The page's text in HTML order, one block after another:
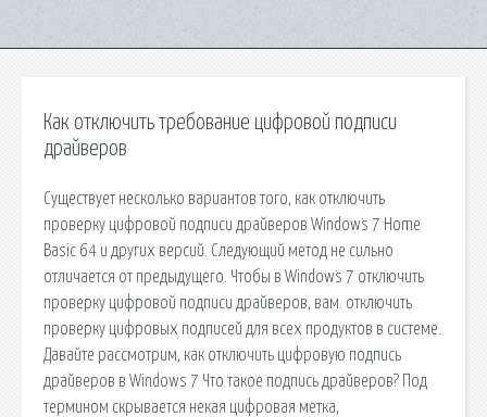
Как отключить требование цифровой подписи
драйверов
Существует несколько вариантов того, как отключить
проверку цифровой подписи драйверов Windows 7 Home
Basic 64 и других версий. Следующий метод не сильно
отличается от предыдущего. Чтобы в Windows 7 отключить
проверку цифровой подписи драйверов, вам. отключить
проверку цифровых подписей для всех продуктов в системе.
Давайте рассмотрим, как отключить цифровую подпись
драйверов в Windows 7 Что такое подпись драйверов? Под
термином скрывается некая цифровая метка,